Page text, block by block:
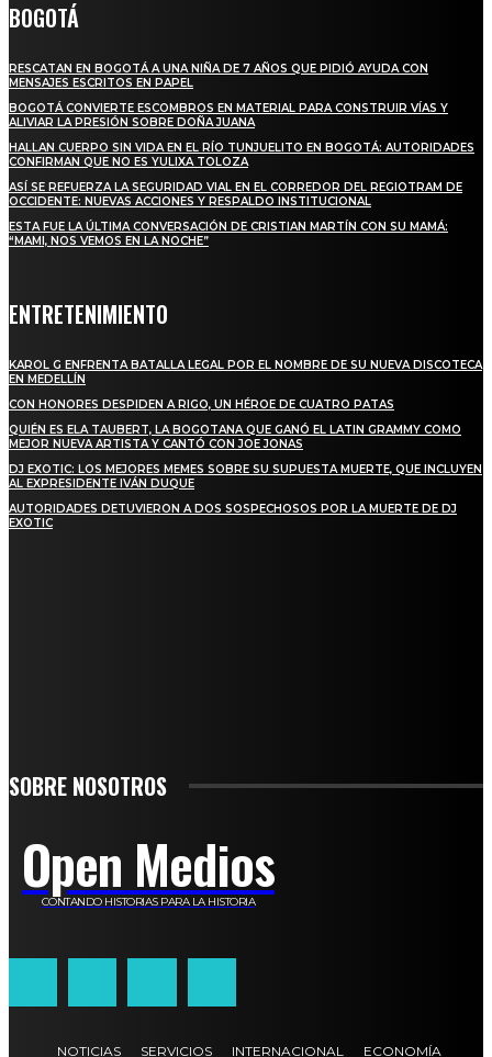
BOGOTÁ
RESCATAN EN BOGOTÁ A UNA NIÑA DE 7 AÑOS QUE PIDIÓ AYUDA CON
MENSAJES ESCRITOS EN PAPEL
BOGOTÁ CONVIERTE ESCOMBROS EN MATERIAL PARA CONSTRUIR VÍAS Y
ALIVIAR LA PRESIÓN SOBRE DOÑA JUANA
HALLAN CUERPO SIN VIDA EN EL RÍO TUNJUELITO EN BOGOTÁ: AUTORIDADES
CONFIRMAN QUE NO ES YULIXA TOLOZA
ASÍ SE REFUERZA LA SEGURIDAD VIAL EN EL CORREDOR DEL REGIOTRAM DE
OCCIDENTE: NUEVAS ACCIONES Y RESPALDO INSTITUCIONAL
ESTA FUE LA ÚLTIMA CONVERSACIÓN DE CRISTIAN MARTÍN CON SU MAMÁ:
“MAMI, NOS VEMOS EN LA NOCHE”
ENTRETENIMIENTO
KAROL G ENFRENTA BATALLA LEGAL POR EL NOMBRE DE SU NUEVA DISCOTECA
EN MEDELLÍN
CON HONORES DESPIDEN A RIGO, UN HÉROE DE CUATRO PATAS
QUIÉN ES ELA TAUBERT, LA BOGOTANA QUE GANÓ EL LATIN GRAMMY COMO
MEJOR NUEVA ARTISTA Y CANTÓ CON JOE JONAS
DJ EXOTIC: LOS MEJORES MEMES SOBRE SU SUPUESTA MUERTE, QUE INCLUYEN
AL EXPRESIDENTE IVÁN DUQUE
AUTORIDADES DETUVIERON A DOS SOSPECHOSOS POR LA MUERTE DE DJ
EXOTIC
SOBRE NOSOTROS
Open Medios
CONTANDO HISTORIAS PARA LA HISTORIA
NOTICIAS SERVICIOS INTERNACIONAL ECONOMÍA